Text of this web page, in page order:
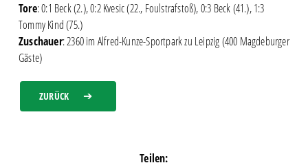
Tore: 0:1 Beck (2.), 0:2 Kvesic (22., Foulstrafstoß), 0:3 Beck (41.), 1:3
Tommy Kind (75.)
Zuschauer: 2360 im Alfred-Kunze-Sportpark zu Leipzig (400 Magdeburger
Gäste)
ZURÜCK
Teilen: